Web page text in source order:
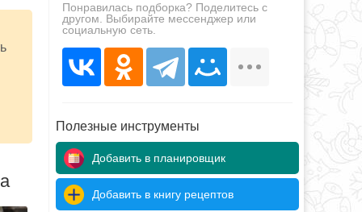
Понравилась подборка? Поделитесь с
другом. Выбирайте мессенджер или
социальную сеть.
Полезные инструменты
Добавить в планировщик
Добавить в книгу рецептов